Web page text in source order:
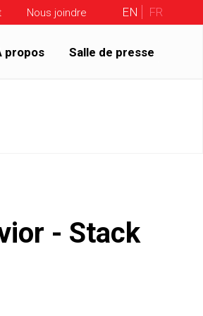
Nous joindre EN FR
propos Salle de presse
- Stack